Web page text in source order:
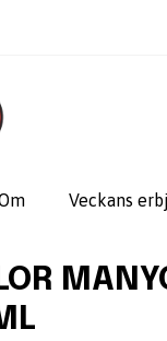
Veckans